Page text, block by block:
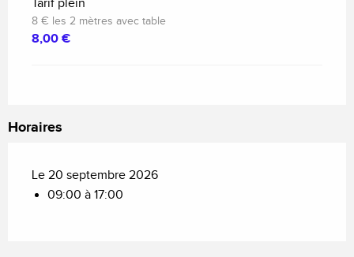
Tarif plein
8 € les 2 mètres avec table
8,00 €
Horaires
Le 20 septembre 2026
09:00 à 17:00